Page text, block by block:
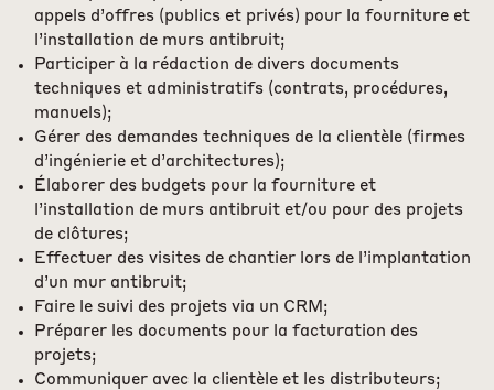
appels d’offres (publics et privés) pour la fourniture et
l’installation de murs antibruit;
Participer à la rédaction de divers documents
techniques et administratifs (contrats, procédures,
manuels);
Gérer des demandes techniques de la clientèle (firmes
d’ingénierie et d’architectures);
Élaborer des budgets pour la fourniture et
l’installation de murs antibruit et/ou pour des projets
de clôtures;
Effectuer des visites de chantier lors de l’implantation
d’un mur antibruit;
Faire le suivi des projets via un CRM;
Préparer les documents pour la facturation des
projets;
Communiquer avec la clientèle et les distributeurs;